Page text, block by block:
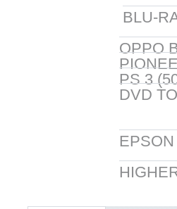
BLU-
OPPO
PS 3
DVD